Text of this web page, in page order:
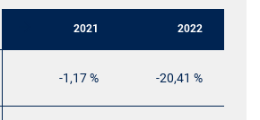
2021 2022
-1,17 % -20,41 %